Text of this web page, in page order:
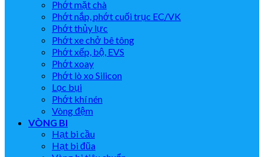
Phớt mặt chà
Phớt nắp, phớt cuối trục EC/VK
Phớt thủy lực
Phớt xe chở bê tông
Phớt xếp, bộ, EVS
Phớt xoay
Phớt lò xo Silicon
Lọc bụi
Phớt khí nén
Vòng đệm
VÒNG BI
Hạt bi cầu
Hạt bi đũa